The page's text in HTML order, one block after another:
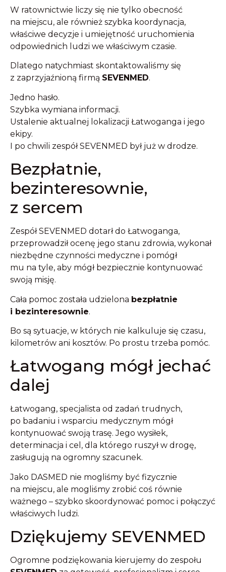
W ratownictwie liczy się nie tylko obecność
na miejscu, ale również szybka koordynacja,
właściwe decyzje i umiejętność uruchomienia
odpowiednich ludzi we właściwym czasie.
Dlatego natychmiast skontaktowaliśmy się
z zaprzyjaźnioną firmą SEVENMED.
Jedno hasło.
Szybka wymiana informacji.
Ustalenie aktualnej lokalizacji Łatwoganga i jego
ekipy.
I po chwili zespół SEVENMED był już w drodze.
Bezpłatnie,
bezinteresownie,
z sercem
Zespół SEVENMED dotarł do Łatwoganga,
przeprowadził ocenę jego stanu zdrowia, wykonał
niezbędne czynności medyczne i pomógł
mu na tyle, aby mógł bezpiecznie kontynuować
swoją misję.
Cała pomoc została udzielona bezpłatnie
i bezinteresownie.
Bo są sytuacje, w których nie kalkuluje się czasu,
kilometrów ani kosztów. Po prostu trzeba pomóc.
Łatwogang mógł jechać
dalej
Łatwogang, specjalista od zadań trudnych,
po badaniu i wsparciu medycznym mógł
kontynuować swoją trasę. Jego wysiłek,
determinacja i cel, dla którego ruszył w drogę,
zasługują na ogromny szacunek.
Jako DASMED nie mogliśmy być fizycznie
na miejscu, ale mogliśmy zrobić coś równie
ważnego – szybko skoordynować pomoc i połączyć
właściwych ludzi.
Dziękujemy SEVENMED
Ogromne podziękowania kierujemy do zespołu